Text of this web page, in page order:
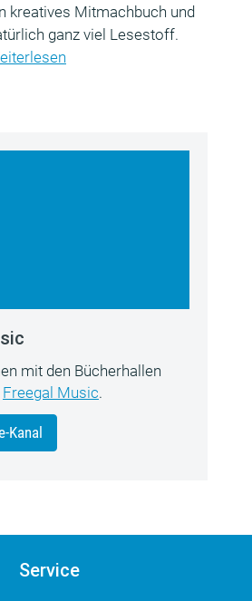
kreatives Mitmachbuch und
ganz viel Lesestoff.
mit den Bücherhallen
Freegal Music.
Kanal
Service